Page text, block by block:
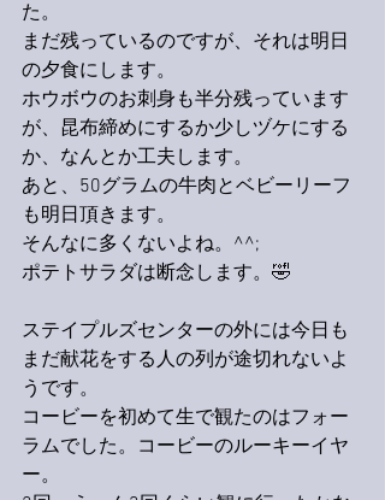
た。
まだ残っているのですが、それは明日
の夕食にします。
ホウボウのお刺身も半分残っています
が、昆布締めにするか少しヅケにする
か、なんとか工夫します。
あと、50グラムの牛肉とベビーリーフ
も明日頂きます。
そんなに多くないよね。^^;
ポテトサラダは断念します。🤣
ステイプルズセンターの外には今日も
まだ献花をする人の列が途切れないよ
うです。
コービーを初めて生で観たのはフォー
ラムでした。コービーのルーキーイヤ
ー。